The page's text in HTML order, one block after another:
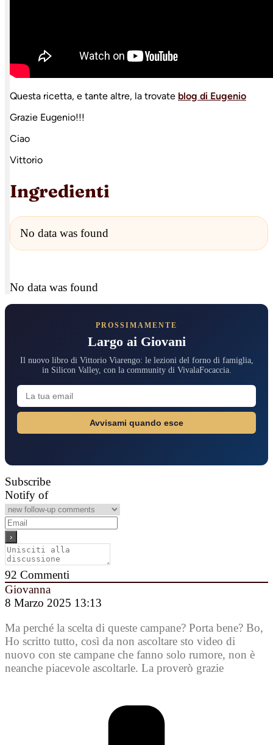
Questa ricetta, e tante altre, la trovate blog di Eugenio
Grazie Eugenio!!!
Ciao
Vittorio
Ingredienti
No data was found
No data was found
PROSSIMAMENTE
Largo ai Giovani
Il nuovo libro di Vittorio Viarengo: le lezioni del forno di famiglia,
in Silicon Valley, con la community di VivalaFocaccia.
Avvisami quando esce
Subscribe
Notify of
92 Commenti
Giovanna
8 Marzo 2025 13:13
Ma perché la scelta di queste campane? Porta bene? Bo,
Ho scritto tutto, così da non ascoltare sto video di
nuovo con ste campane che fanno solo rumore, non è
neanche piacevole ascoltarle. La proverò grazie